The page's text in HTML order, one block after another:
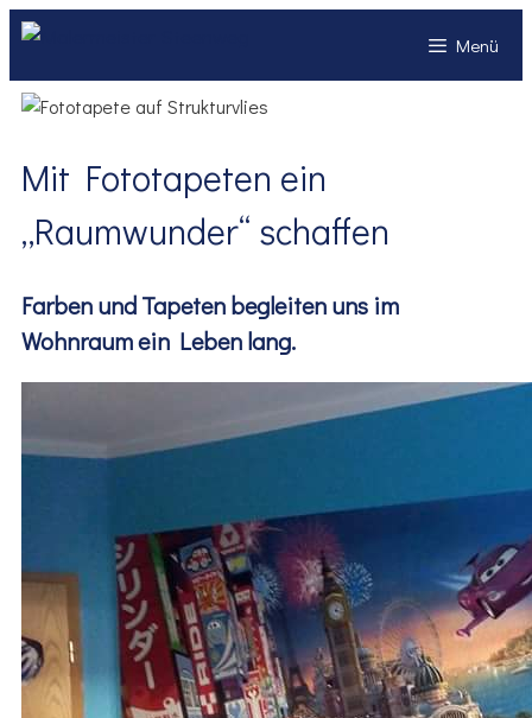
Zum
springen
Menü
Mit Fototapeten ein
„Raumwunder“ schaffen
Farben und Tapeten begleiten uns im
Wohnraum ein Leben lang.